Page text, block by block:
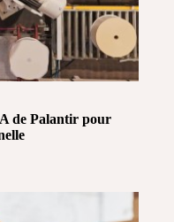
de Palantir pour